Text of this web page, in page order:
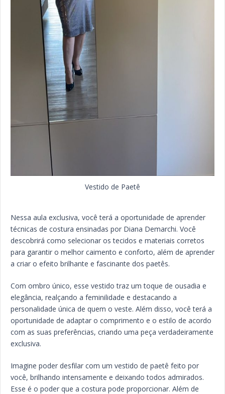
Vestido de Paetê
Nessa aula exclusiva, você terá a oportunidade de aprender
técnicas de costura ensinadas por Diana Demarchi. Você
descobrirá como selecionar os tecidos e materiais corretos
para garantir o melhor caimento e conforto, além de aprender
a criar o efeito brilhante e fascinante dos paetês.
Com ombro único, esse vestido traz um toque de ousadia e
elegância, realçando a feminilidade e destacando a
personalidade única de quem o veste. Além disso, você terá a
oportunidade de adaptar o comprimento e o estilo de acordo
com as suas preferências, criando uma peça verdadeiramente
exclusiva.
Imagine poder desfilar com um vestido de paetê feito por
você, brilhando intensamente e deixando todos admirados.
Esse é o poder que a costura pode proporcionar. Além de